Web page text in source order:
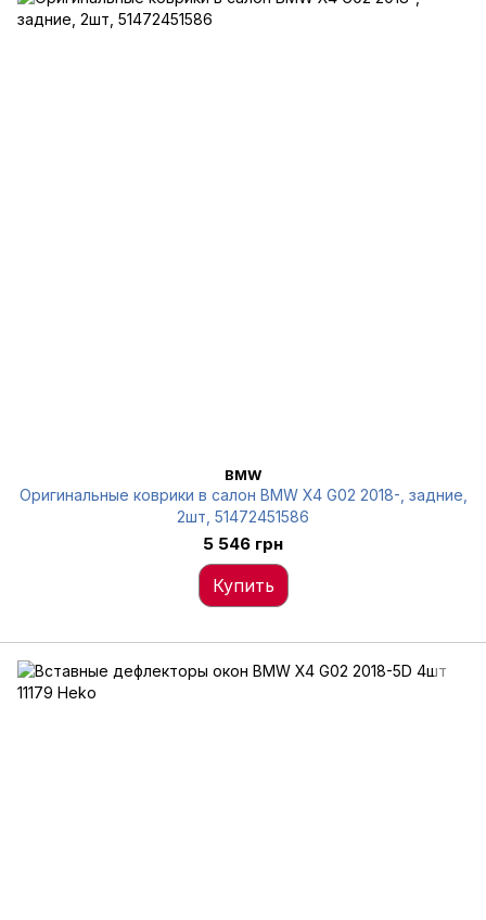
BMW
Оригинальные коврики в салон BMW X4 G02 2018-, задние,
2шт, 51472451586
5 546 грн
Купить